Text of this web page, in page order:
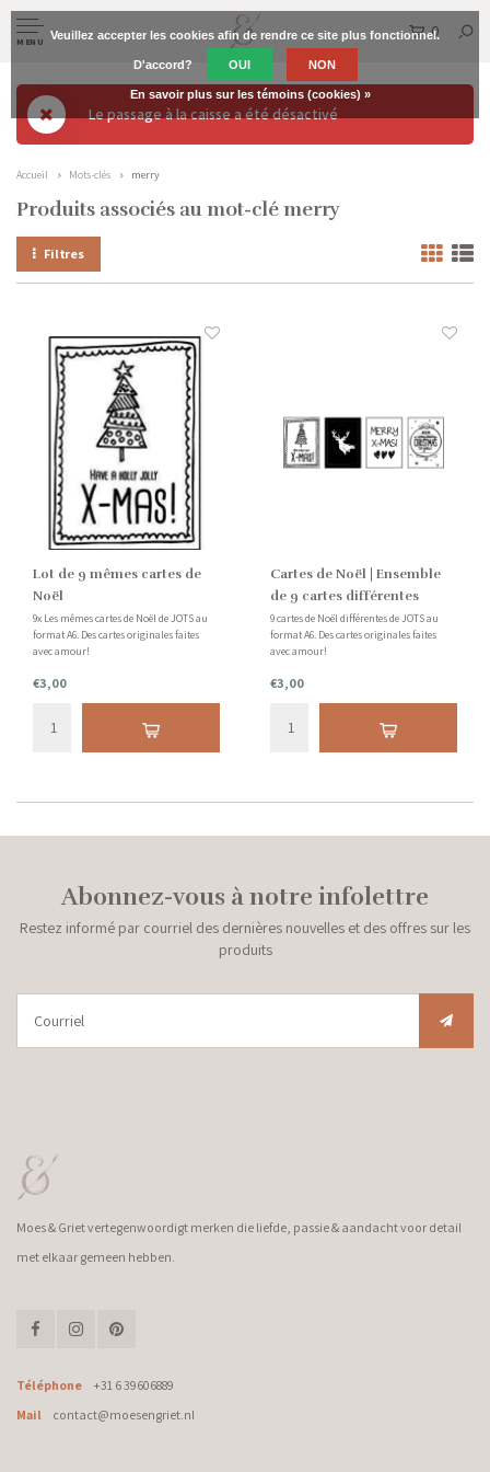
MENU
0
Le passage à la caisse a été désactivé
Accueil Mots-clés merry
Produits associés au mot-clé merry
Filtres
Lot de 9 mêmes cartes de
Noël
9x Les mêmes cartes de Noël de JOTS au
format A6. Des cartes originales faites
avec amour!
€3,00
Cartes de Noël | Ensemble
de 9 cartes différentes
9 cartes de Noël différentes de JOTS au
format A6. Des cartes originales faites
avec amour!
€3,00
Abonnez-vous à notre infolettre
Restez informé par courriel des dernières nouvelles et des offres sur les
produits
Moes & Griet vertegenwoordigt merken die liefde, passie & aandacht voor detail
met elkaar gemeen hebben.
Téléphone
+31 6 39606889
Mail
contact@moesengriet.nl
Veuillez accepter les cookies afin de rendre ce site plus fonctionnel.
D'accord? OUI NON
En savoir plus sur les témoins (cookies) »